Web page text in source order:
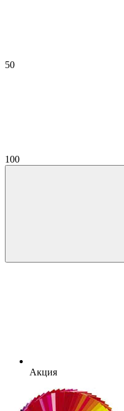
50
100
Акция